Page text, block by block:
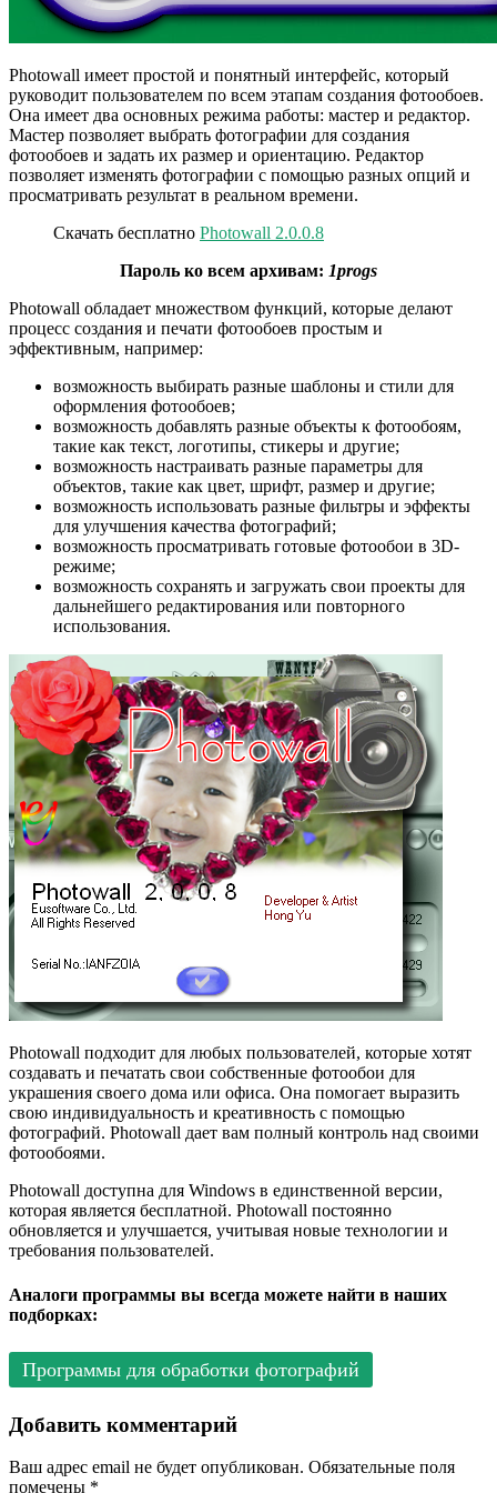
Photowall имеет простой и понятный интерфейс, который
руководит пользователем по всем этапам создания фотообоев.
Она имеет два основных режима работы: мастер и редактор.
Мастер позволяет выбрать фотографии для создания
фотообоев и задать их размер и ориентацию. Редактор
позволяет изменять фотографии с помощью разных опций и
просматривать результат в реальном времени.
Скачать бесплатно Photowall 2.0.0.8
Пароль ко всем архивам: 1progs
Photowall обладает множеством функций, которые делают
процесс создания и печати фотообоев простым и
эффективным, например:
возможность выбирать разные шаблоны и стили для
оформления фотообоев;
возможность добавлять разные объекты к фотообоям,
такие как текст, логотипы, стикеры и другие;
возможность настраивать разные параметры для
объектов, такие как цвет, шрифт, размер и другие;
возможность использовать разные фильтры и эффекты
для улучшения качества фотографий;
возможность просматривать готовые фотообои в 3D-
режиме;
возможность сохранять и загружать свои проекты для
дальнейшего редактирования или повторного
использования.
Photowall подходит для любых пользователей, которые хотят
создавать и печатать свои собственные фотообои для
украшения своего дома или офиса. Она помогает выразить
свою индивидуальность и креативность с помощью
фотографий. Photowall дает вам полный контроль над своими
фотообоями.
Photowall доступна для Windows в единственной версии,
которая является бесплатной. Photowall постоянно
обновляется и улучшается, учитывая новые технологии и
требования пользователей.
Аналоги программы вы всегда можете найти в наших
подборках:
Программы для обработки фотографий
Добавить комментарий
Ваш адрес email не будет опубликован. Обязательные поля
помечены *